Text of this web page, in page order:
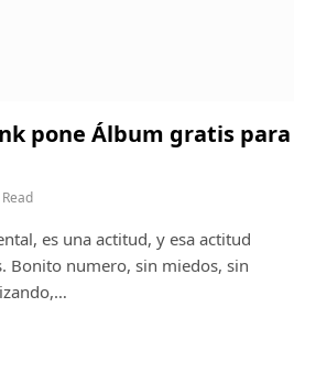
pone Álbum gratis para
es una actitud, y esa actitud
Bonito numero, sin miedos, sin